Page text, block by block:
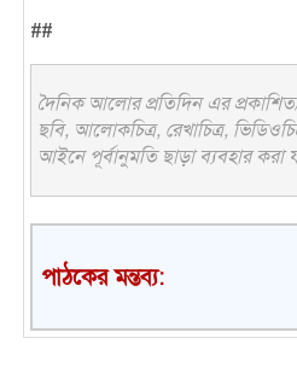
##
দৈনিক আলোর প্রতিদিন এর
ছবি, আলোকচিত্র, রেখাচিত্র,
আইনে পূর্বানুমতি ছাড়া ব্যবহার করা
পাঠকের মন্তব্য: